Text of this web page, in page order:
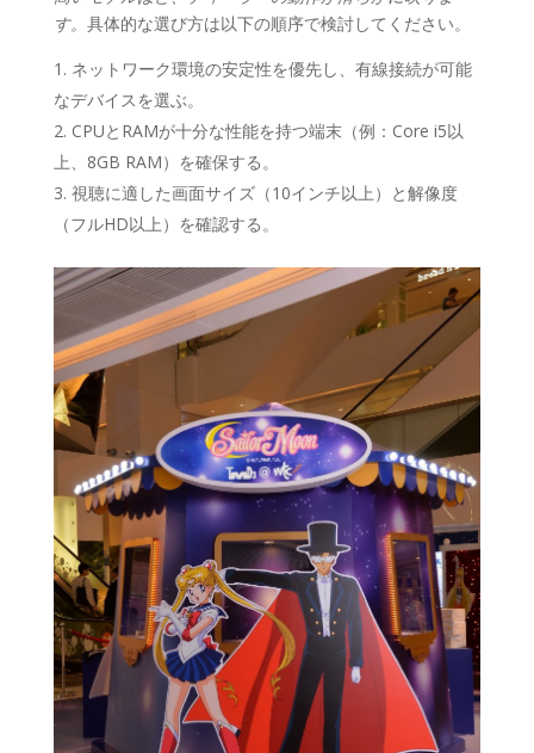
す。 具体的な選び方は以下の順序で検討してください。
ネットワーク環境の安定性を優先し、有線接続が可能
なデバイスを選ぶ。
CPUとRAMが十分な性能を持つ端末（例：Core i5以
上、8GB RAM）を確保する。
視聴に適した画面サイズ（10インチ以上）と解像度
（フルHD以上）を確認する。